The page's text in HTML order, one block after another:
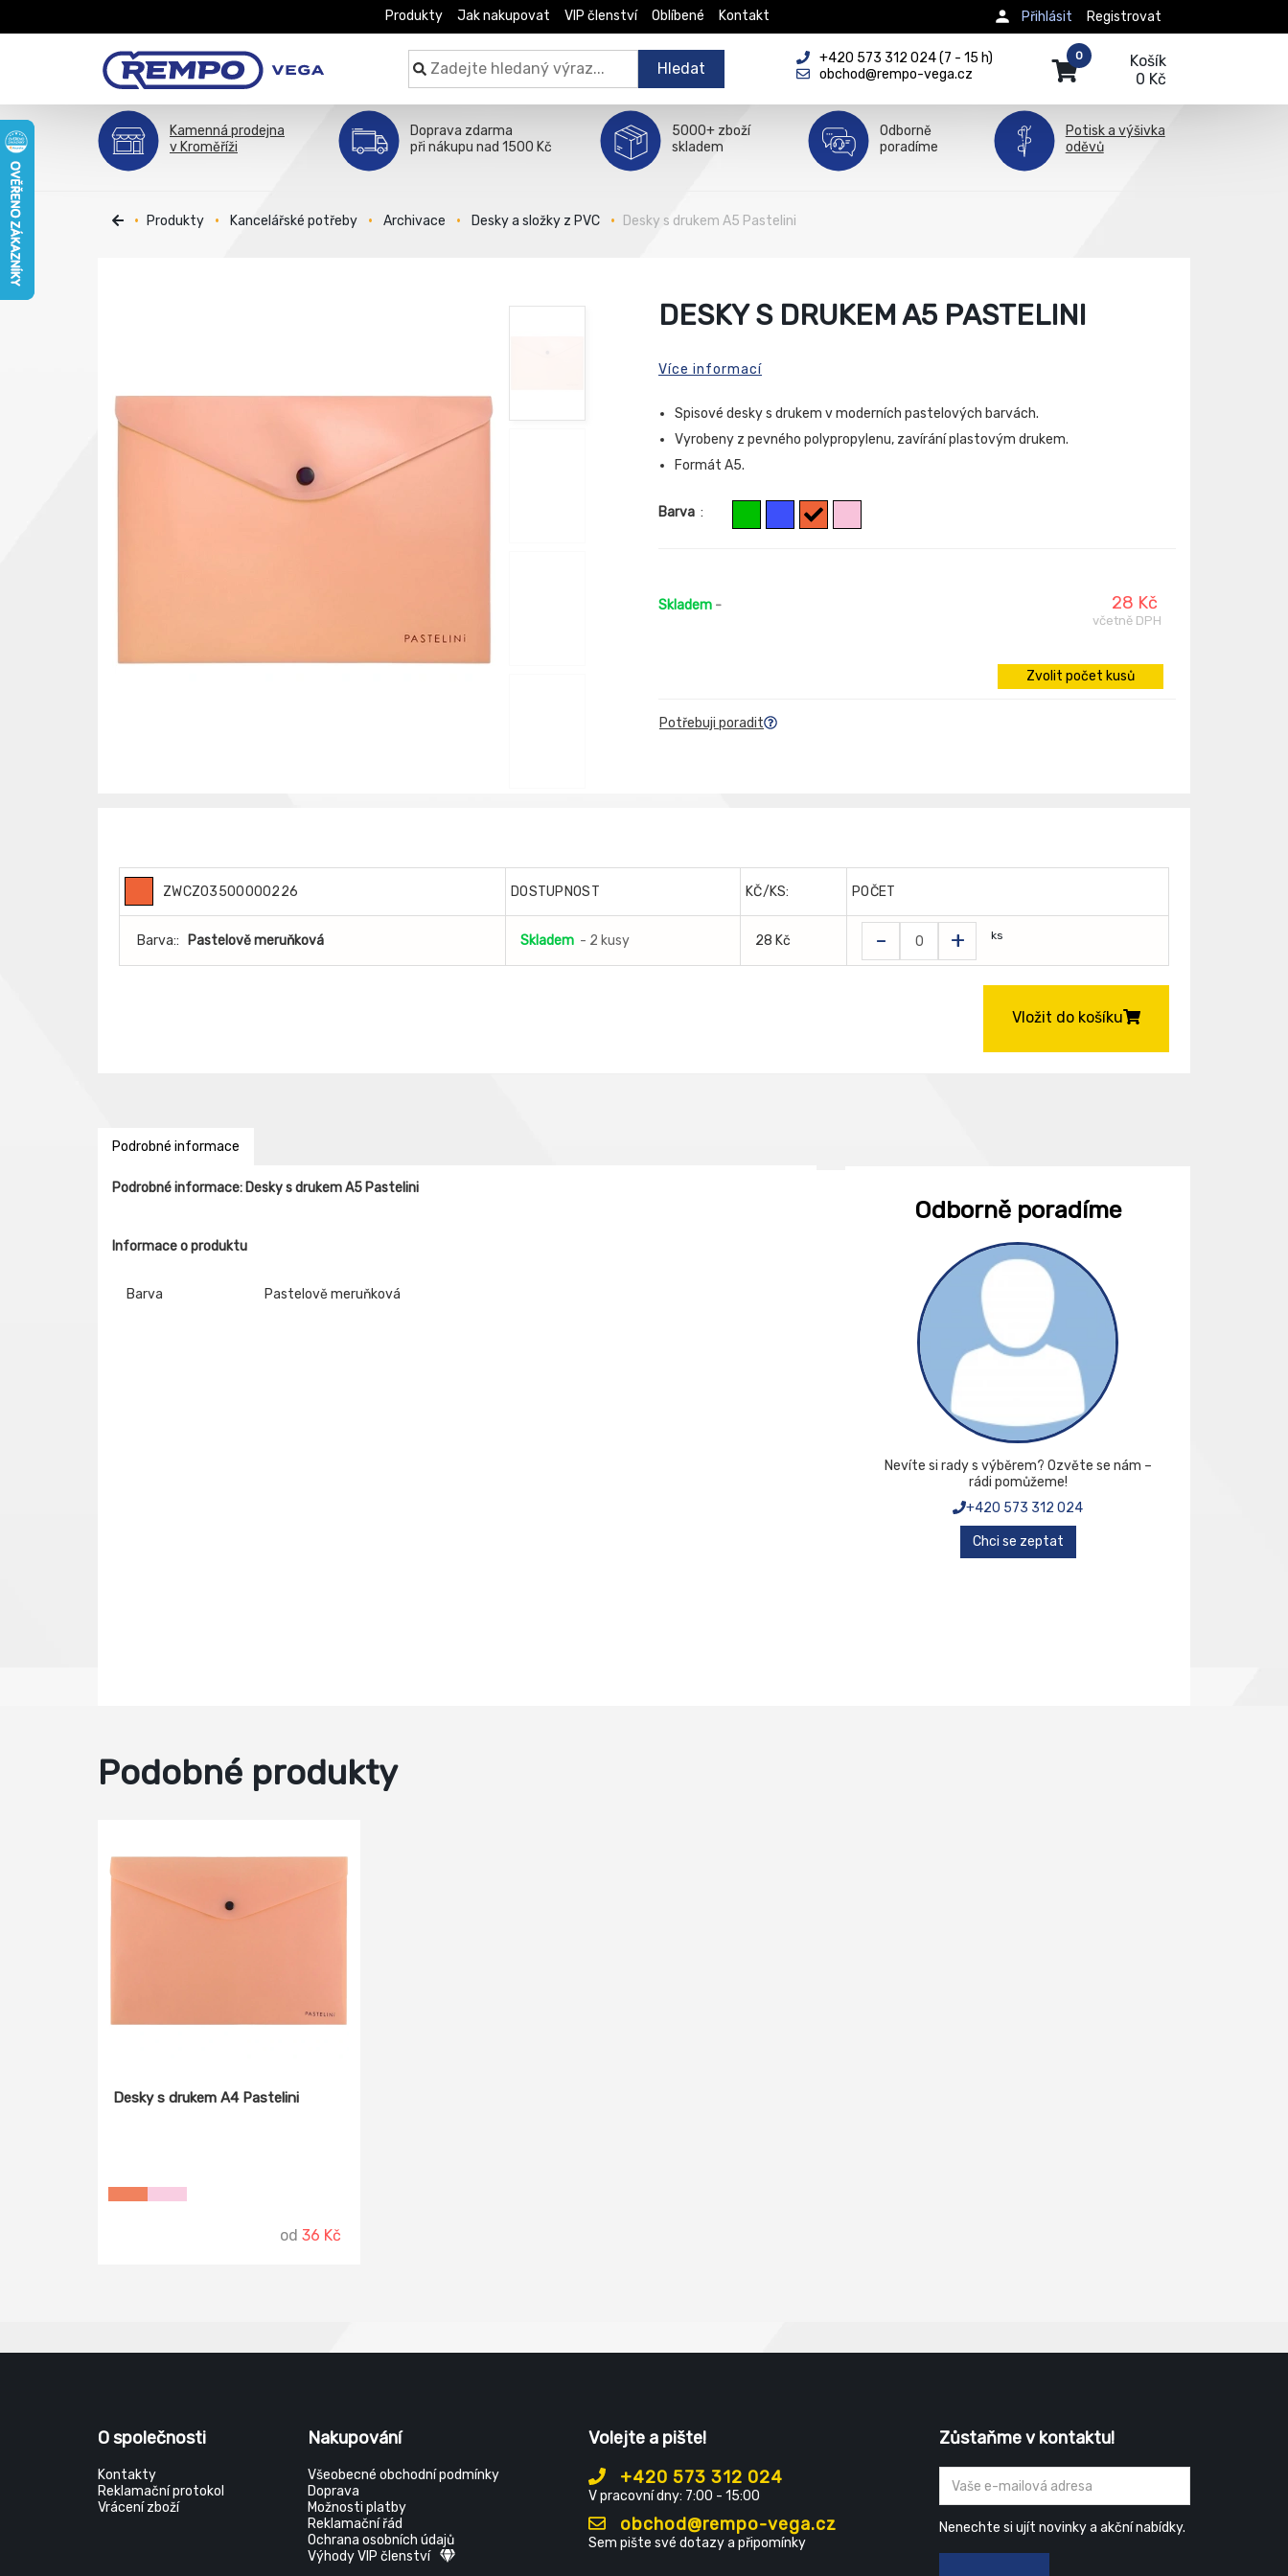
Produkty Jak nakupovat VIP členství Oblíbené Kontakt Registrovat
Přihlásit
Hledat
+420 573 312 024 (7 - 15 h)
obchod@rempo-vega.cz
Košík
0 Kč
0
Kamenná prodejna
v Kroměříži
Doprava zdarma
při nákupu nad 1500 Kč
5000+ zboží
skladem
Odborně
poradíme
Potisk a výšivka
oděvů
Produkty Kancelářské potřeby Archivace Desky a složky z PVC Desky s drukem A5 Pastelini
DESKY S DRUKEM A5 PASTELINI
Více informací
Spisové desky s drukem v moderních pastelových barvách.
Vyrobeny z pevného polypropylenu, zavírání plastovým drukem.
Formát A5.
Barva :
Skladem - 28 Kč
včetně DPH
Zvolit počet kusů
Potřebuji poradit
ZWCZ03500000226 DOSTUPNOST KČ/KS: POČET
Barva:: Pastelově meruňková Skladem - 2 kusy 28 Kč - + ks
Vložit do košíku
Podrobné informace
Podrobné informace: Desky s drukem A5 Pastelini
Informace o produktu
Barva Pastelově meruňková
Odborně poradíme
Nevíte si rady s výběrem? Ozvěte se nám –
rádi pomůžeme!
+420 573 312 024
Chci se zeptat
Podobné produkty
Desky s drukem A4 Pastelini
od 36 Kč
O společnosti
Kontakty
Reklamační protokol
Vrácení zboží
Nakupování
Všeobecné obchodní podmínky
Doprava
Možnosti platby
Reklamační řád
Ochrana osobních údajů
Výhody VIP členství
Volejte a pište!
+420 573 312 024
V pracovní dny: 7:00 - 15:00
obchod@rempo-vega.cz
Sem pište své dotazy a připomínky
Zůstaňme v kontaktu!
Nenechte si ujít novinky a akční nabídky.